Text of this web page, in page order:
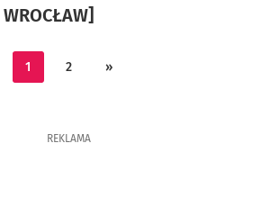
1 2 »
REKLAMA